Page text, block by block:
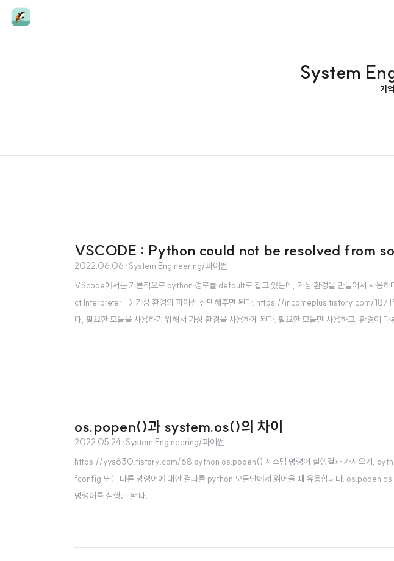
System
기
VSCODE : Python could not be resolved from
2022.06.06 ·System Engineering/파이썬
VScode에서는 기본적으로 python 경로를 default로 잡고 있는데, 가상 환경을 만들어서 사
ct Interpreter -> 가상 환경의 파이썬 선택해주면 된다. https://incomeplus.tistory.com/187
때, 필요한 모듈을 사용하기 위해서 가상 환경을 사용하게 된다. 필요한 모듈만 사용하고, 환경
os.popen()과 system.os()의 차이
2022.05.24·System Engineering/파이썬
https://yys630.tistory.com/68 python os.popen() 시스템 명령어 실행결과 가져오기,
fconfig 또는 다른 명령어에 대한 결과를 python 모듈단에서 읽어올 때 유용합니다. os.popen
명령어를 실행만 할 때.